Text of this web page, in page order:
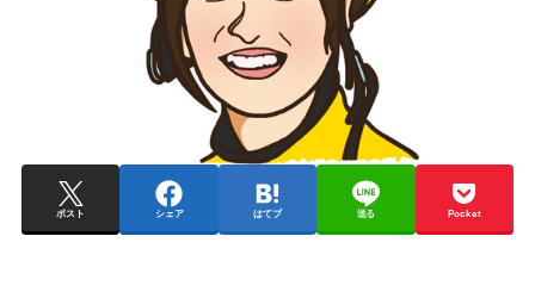
ポスト シェア はてブ 送る Pocket